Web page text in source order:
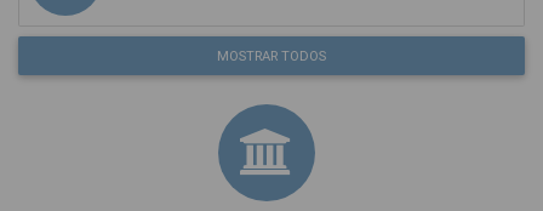
MOSTRAR TODOS